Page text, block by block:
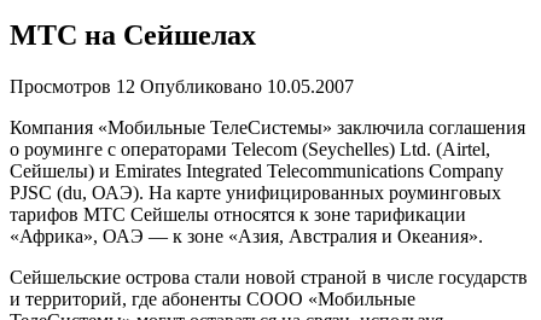
МТС на Сейшелах
Просмотров 12 Опубликовано 10.05.2007
Компания «Мобильные ТелеСистемы» заключила соглашения
о роуминге с операторами Telecom (Seychelles) Ltd. (Airtel,
Сейшелы) и Emirates Integrated Telecommunications Company
PJSC (du, ОАЭ). На карте унифицированных роуминговых
тарифов МТС Сейшелы относятся к зоне тарификации
«Африка», ОАЭ — к зоне «Азия, Австралия и Океания».
Сейшельские острова стали новой страной в числе государств
и территорий, где абоненты СООО «Мобильные